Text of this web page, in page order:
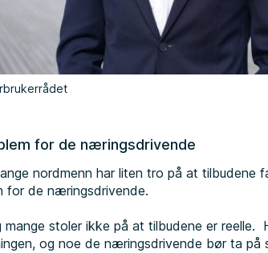
for de næringsdrivende
nordmenn har liten tro på at
for de næringsdrivende.
mange stoler ikke på at tilbudene er
og noe de næringsdrivende bør ta på